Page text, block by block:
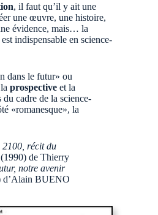
, il faut qu’il y ait une
une œuvre, une histoire,
évidence, mais… la
indispensable en science-
dans le futur» ou
prospective et la
du cadre de la science-
«romanesque», la
2100, récit du
de Thierry
notre avenir
BUENO